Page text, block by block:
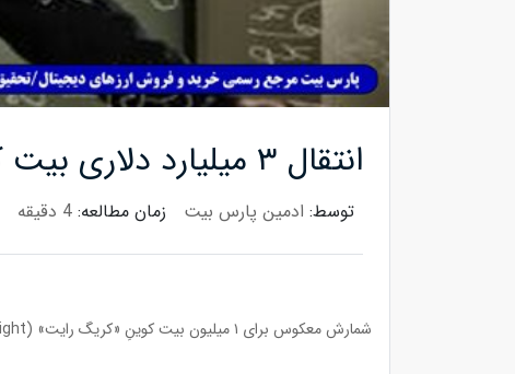
انتقال ۳ میلیارد دلاری بیت کوین‌های کریگ رایت به این زودی‌ها انجام نخواهد شد!
توسط: ادمین پارس بیت زمان مطالعه: 4 دقیقه
شمارش معکوس برای ۱ میلیون بیت کوینِ «کریگ رایت» (Craig Wright) متوقف شده است، چون ساتوشی تقلبی به زمان بیشتری نیاز دارد.